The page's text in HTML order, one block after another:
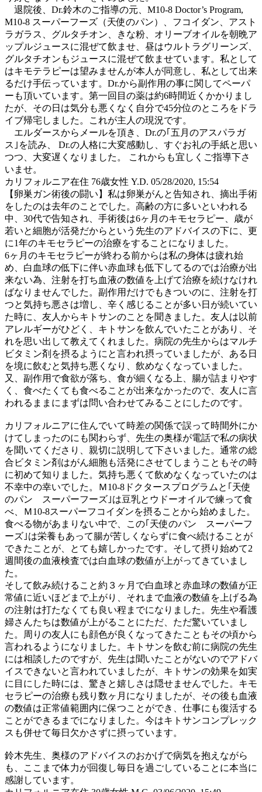
退院後、Dr.鈴木のご指導の元、M10-8 Doctor’s Program,
M10-8 スーパーフーズ（天使のパン）、フコイダン、アスト
ラガラス、グルタチオン、きな粉、オリーブオイルを朝晩ア
ップルジュースに混ぜて飲ませ、昼はウルトラグリーンズ、
グルタチオンもジュースに混ぜて飲ませています。私として
はキモテラピーは望みませんが本人が同意し、私として出来
るだけ手伝っています。Dr.から副作用の事に関してペーパ
ーも頂いています。第一回目の薬は約6時間近くかかりまし
たが、その日は気分も悪くなく自分で45分位のところをドラ
イブ帰宅しました。これが主人の現況です。
エルダースからメールを頂き、Dr.の｢五月のアスパラガ
ス｣を読み、 Dr.の人格に大変感動し、すぐお礼の手紙と思い
つつ、大変遅くなりました。 これからも宜しくご指導下さ
いませ。
カリフォルニア在住 76歳女性 Y.D. 05/28/2020, 15:54
【卵巣ガン術後の闘い】私は卵巣がんと告知され、摘出手術
をしたのは去年のことでした。高齢の方に多いといわれる
中、30代で告知され、手術後は6ヶ月のキモセラピー、歳が
若いと細胞が活発だからという先生のアドバイスの下に、更
に1年のキモセラピーの治療をすることになりました。
6ヶ月のキモセラピーが終わる前からは私の身体は疲れ始
め、白血球の低下に伴い赤血球も低下してるのでは治療が出
来ない為、注射を打ち血液の数値を上げて治療を続けなけれ
ばなりませんでした。副作用だけでもきついのに、注射を打
つと気持ち悪さは増し、辛く感じることが多い日が続いてい
た時に、友人からキトサンのことを聞きました。友人は以前
アレルギーがひどく、キトサンを飲んでいたことがあり、そ
れを思い出して教えてくれました。病院の先生からはマルチ
ビタミン剤を摂るようにと言われ摂っていましたが、ある日
を境に飲むと気持ち悪くなり、飲めなくなっていました。
又、副作用で食欲が落ち、食が細くなる上、腸が詰まりやす
く、食べたくても食べることが出来なかったので、友人に言
われるままにまずは問い合わせてみることにしたのです。
カリフォルニアに住んでいて時差の関係で誤って時間外にか
けてしまったのにも関わらず、先生の奥様が電話で私の病状
を聞いてくださり、親切に説明して下さいました。通常の総
合ビタミン剤はがん細胞も活発にさせてしまうこともその時
に初めて知りました。気持ち悪くて飲めなくなっていたのは
不幸中の幸いでした。Ｍ10-8ドクタースプログラムと｢天使
のパン スーパーフーズ｣は豆乳とウドーオイルで練って食
べ、Ｍ10-8スーパーフコイダンを摂ることから始めました。
食べる物があまりない中で、この｢天使のパン スーパーフ
ーズ｣は栄養もあって腸が苦しくならずに食べ続けることが
できたことが、とても嬉しかったです。そして摂り始めて2
週間後の血液検査では白血球の数値が上がってきていまし
た。
そして飲み続けること約３ヶ月で白血球と赤血球の数値が正
常値に近いほどまで上がり、それまで血液の数値を上げる為
の注射は打たなくても良い程までになりました。先生や看護
婦さんたちは数値が上がることにただ、ただ驚いていまし
た。周りの友人にも顔色が良くなってきたこともその頃から
言われるようになりました。キトサンを飲む前に病院の先生
には相談したのですが、先生は聞いたことがないのでアドバ
イスできないと言われていましたが、キトサンの効果を如実
に目にした時には、驚きと嬉しさは隠せませんでした。キモ
セラピーの治療も残り数ヶ月になりましたが、その後も血液
の数値は正常値範囲内に保つことができ、仕事にも復活する
ことができるまでになりました。今はキトサンコンプレック
スも併せて毎日欠かさずに摂っています。
鈴木先生、奥様のアドバイスのおかげで病気を抱えながら
も、ここまで体力が回復し毎日を過ごしていることに本当に
感謝しています。